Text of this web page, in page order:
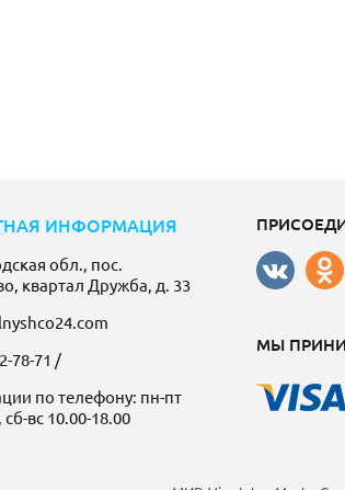
ИНФОРМАЦИЯ
обл., пос.
квартал Дружба, д. 33
78-71 /
по телефону: пн-пт
сб-вс 10.00-18.00
МЫ